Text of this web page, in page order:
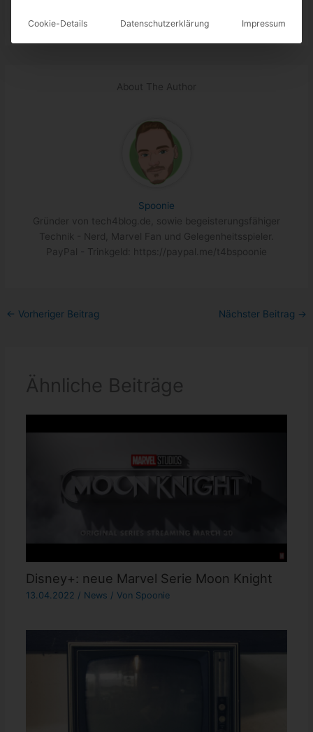
About The Author
Spoonie
Gründer von tech4blog.de, sowie begeisterungsfähiger
Technik - Nerd, Marvel Fan und Gelegenheitsspieler.
PayPal - Trinkgeld: https://paypal.me/t4bspoonie
← Vorheriger Beitrag Nächster Beitrag →
Ähnliche Beiträge
Disney+: neue Marvel Serie Moon Knight
13.04.2022 / News / Von Spoonie
Cookie-Details Datenschutzerklärung Impressum